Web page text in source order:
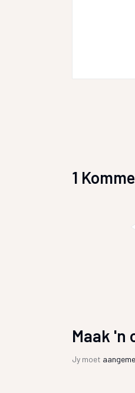
1
Maak 'n
Jy moet